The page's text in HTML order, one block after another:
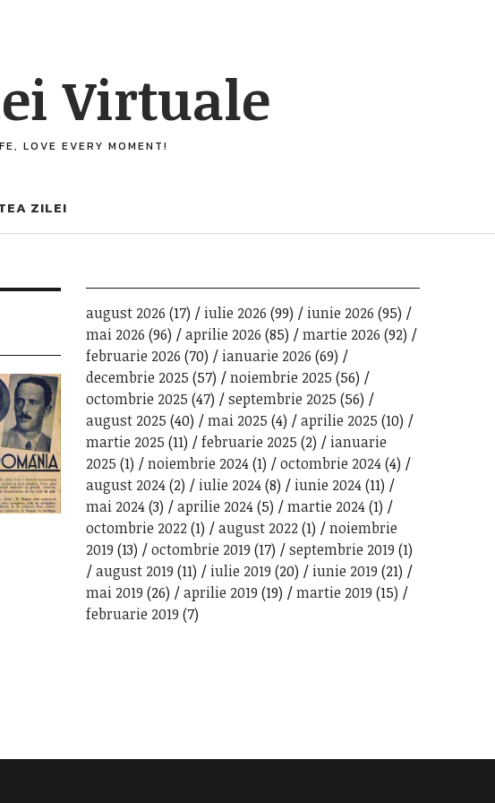
Virtuale
LOVE EVERY MOMENT!
ZILEI
august 2026 (17) iulie 2026 (99) iunie 2026 (95)
mai 2026 (96) aprilie 2026 (85) martie 2026 (92)
februarie 2026 (70) ianuarie 2026 (69)
decembrie 2025 (57) noiembrie 2025 (56)
octombrie 2025 (47) septembrie 2025 (56)
august 2025 (40) mai 2025 (4) aprilie 2025 (10)
martie 2025 (11) februarie 2025 (2)
ianuarie
2025 (1) noiembrie 2024(1) octombrie 2024(4)
august 2024(2) iulie 2024(8) iunie 2024(11)
mai 2024(3) aprilie 2024(5) martie 2024(1)
octombrie 2022(1) august 2022(1)
noiembrie
2019 (13) octombrie 2019 (17) septembrie 2019 (1)
august 2019 (11) iulie 2019 (20) iunie 2019 (21)
mai 2019 (26) aprilie 2019 (19) martie 2019 (15)
februarie 2019 (7)